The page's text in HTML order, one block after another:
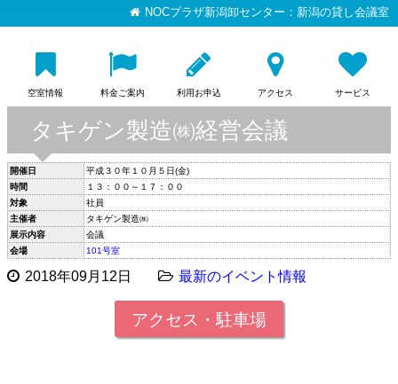
NOCプラザ新潟卸センター：新潟の貸し会議室
空室情報 料金ご案内 利用お申込 アクセス サービス
タキゲン製造㈱経営会議
開催日
平成３０年１０月５日(金)
時間
１３：００～１７：００
対象
社員
主催者
タキゲン製造㈱
展示内容
会議
会場
101号室
2018年09月12日 最新のイベント情報
アクセス・駐車場